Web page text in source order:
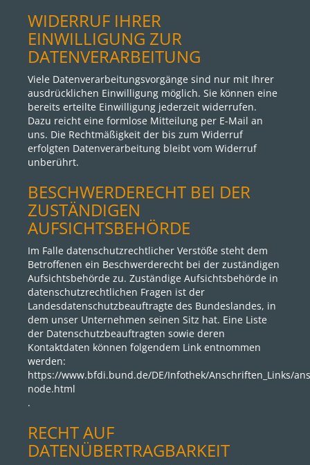
WIDERRUF IHRER
EINWILLIGUNG ZUR
DATENVERARBEITUNG
Viele Datenverarbeitungsvorgänge sind nur mit Ihrer
ausdrücklichen Einwilligung möglich. Sie können eine
bereits erteilte Einwilligung jederzeit widerrufen.
Dazu reicht eine formlose Mitteilung per E-Mail an
uns. Die Rechtmäßigkeit der bis zum Widerruf
erfolgten Datenverarbeitung bleibt vom Widerruf
unberührt.
BESCHWERDERECHT BEI DER
ZUSTÄNDIGEN
AUFSICHTSBEHÖRDE
Im Falle datenschutzrechtlicher Verstöße steht dem
Betroffenen ein Beschwerderecht bei der zuständigen
Aufsichtsbehörde zu. Zuständige Aufsichtsbehörde in
datenschutzrechtlichen Fragen ist der
Landesdatenschutzbeauftragte des Bundeslandes, in
dem unser Unternehmen seinen Sitz hat. Eine Liste
der Datenschutzbeauftragten sowie deren
Kontaktdaten können folgendem Link entnommen
werden:
https://www.bfdi.bund.de/DE/Infothek/Anschriften_Links/
node.html
.
RECHT AUF
DATENÜBERTRAGBARKEIT